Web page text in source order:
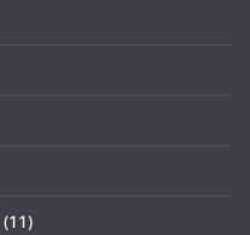
(11)